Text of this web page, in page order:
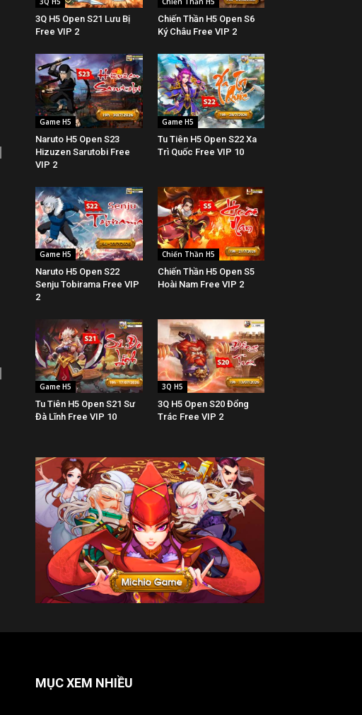
3Q H5 Open S21 Lưu Bị
Free VIP 2
Chiến Thần H5 Open S6
Ký Châu Free VIP 2
Game H5
Naruto H5 Open S23
Hizuzen Sarutobi Free
VIP 2
Game H5
Tu Tiên H5 Open S22 Xa
Trì Quốc Free VIP 10
Game H5
Naruto H5 Open S22
Senju Tobirama Free VIP
2
Chiến Thần H5
Chiến Thần H5 Open S5
Hoài Nam Free VIP 2
Game H5
Tu Tiên H5 Open S21 Sư
Đà Lĩnh Free VIP 10
3Q H5
3Q H5 Open S20 Đổng
Trác Free VIP 2
MỤC XEM NHIỀU